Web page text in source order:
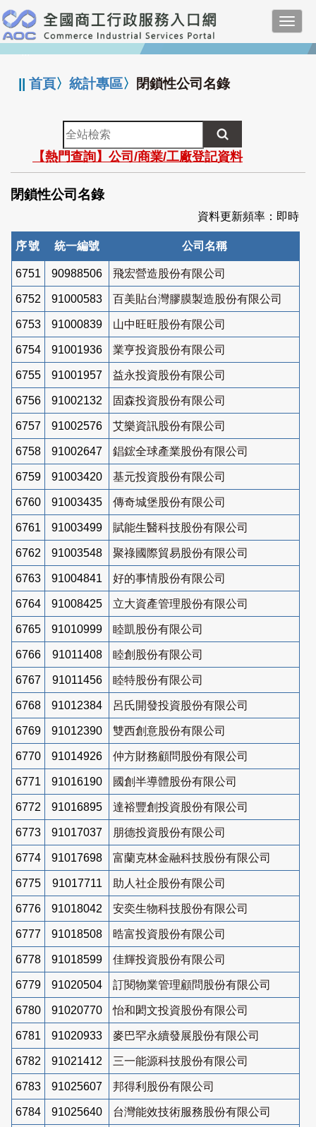
跳
到
主
要
:::
||首頁〉統計專區〉 閉鎖性公司名錄
全
站
檢
索
【熱門查詢】公司/商業/工廠登記資料
閉鎖性公司名錄
資料更新頻率：即時
序號 統一編號 公司名稱
6751 90988506 飛宏營造股份有限公司
6752 91000583 百美貼台灣膠膜製造股份有限公司
6753 91000839 山中旺旺股份有限公司
6754 91001936 業亨投資股份有限公司
6755 91001957 益永投資股份有限公司
6756 91002132 固森投資股份有限公司
6757 91002576 艾樂資訊股份有限公司
6758 91002647 錩鋐全球產業股份有限公司
6759 91003420 基元投資股份有限公司
6760 91003435 傳奇城堡股份有限公司
6761 91003499 賦能生醫科技股份有限公司
6762 91003548 聚祿國際貿易股份有限公司
6763 91004841 好的事情股份有限公司
6764 91008425 立大資產管理股份有限公司
6765 91010999 睦凱股份有限公司
6766 91011408 睦創股份有限公司
6767 91011456 睦特股份有限公司
6768 91012384 呂氏開發投資股份有限公司
6769 91012390 雙西創意股份有限公司
6770 91014926 仲方財務顧問股份有限公司
6771 91016190 國創半導體股份有限公司
6772 91016895 達裕豐創投資股份有限公司
6773 91017037 朋德投資股份有限公司
6774 91017698 富蘭克林金融科技股份有限公司
6775 91017711 助人社企股份有限公司
6776 91018042 安奕生物科技股份有限公司
6777 91018508 晧富投資股份有限公司
6778 91018599 佳輝投資股份有限公司
6779 91020504 訂閱物業管理顧問股份有限公司
6780 91020770 怡和閎文投資股份有限公司
6781 91020933 麥巴罕永續發展股份有限公司
6782 91021412 三一能源科技股份有限公司
6783 91025607 邦得利股份有限公司
6784 91025640 台灣能效技術服務股份有限公司